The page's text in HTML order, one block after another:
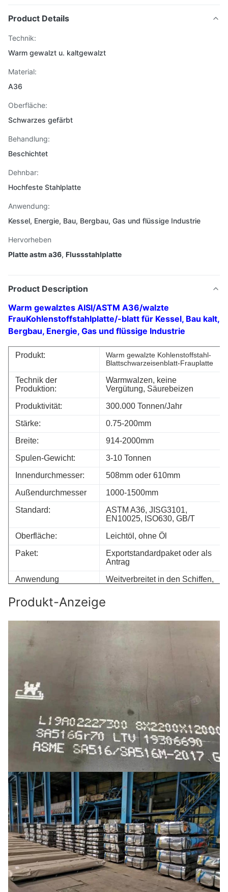
Product Details
Technik:
Warm gewalzt u. kaltgewalzt
Material:
A36
Oberfläche:
Schwarzes gefärbt
Behandlung:
Beschichtet
Dehnbar:
Hochfeste Stahlplatte
Anwendung:
Kessel, Energie, Bau, Bergbau, Gas und flüssige Industrie
Hervorheben
Platte astm a36, Flussstahlplatte
Product Description
Warm gewalztes AISI/ASTM A36/walzte
FrauKohlenstoffstahlplatte/-blatt für Kessel, Bau kalt,
Bergbau, Energie, Gas und flüssige Industrie
Produkt:
Warm gewalzte Kohlenstoffstahl-
Blattschwarzeisenblatt-Frauplatte
Technik der
Produktion:
Warmwalzen, keine
Vergütung, Säurebeizen
Produktivität:
300.000 Tonnen/Jahr
Stärke:
0.75-200mm
Breite:
914-2000mm
Spulen-Gewicht:
3-10 Tonnen
Innendurchmesser:
508mm oder 610mm
Außendurchmesser
1000-1500mm
Standard:
ASTM A36, JISG3101,
EN10025, ISO630, GB/T
Oberfläche:
Leichtöl, ohne Öl
Paket:
Exportstandardpaket oder als
Antrag
Anwendung
Weitverbreitet in den Schiffen,
und andere
Produkt-Anzeige